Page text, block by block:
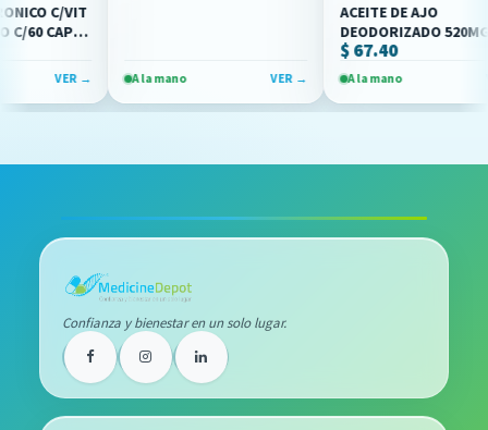
C/VIT
CAPS
VER → A la mano VER →
ACEITE DE AJO
DEODORIZADO 520MG ENV
C/100 CAP (IVA)
(NATURAGEL)
$ 67.40
A la mano
Confianza y bienestar en un solo lugar.